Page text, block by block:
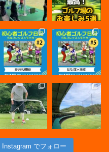
Instagram でフォロー